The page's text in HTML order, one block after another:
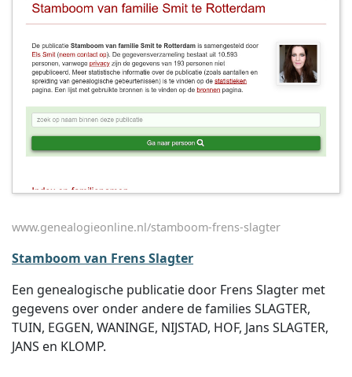
www.genealogieonline.nl/stamboom-frens-slagter
Stamboom van Frens Slagter
Een genealogische publicatie door Frens Slagter met
gegevens over onder andere de families SLAGTER,
TUIN, EGGEN, WANINGE, NIJSTAD, HOF, Jans SLAGTER,
JANS en KLOMP.